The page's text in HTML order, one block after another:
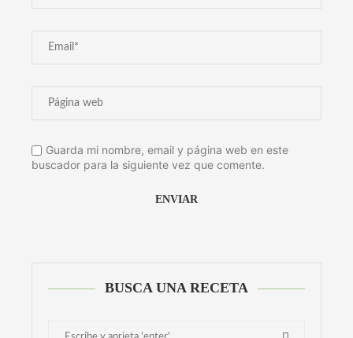
Guarda mi nombre, email y página web en este
buscador para la siguiente vez que comente.
BUSCA UNA RECETA